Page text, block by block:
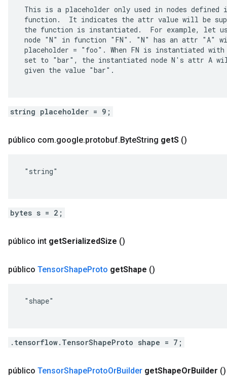
This is a placeholder only used in nodes defined
function.  It indicates the attr value will be
the function is instantiated.  For example, let us
node "N" in function "FN". "N" has an attr "A"
placeholder = "foo". When FN is instantiated
set to "bar", the instantiated node N's attr A
given the value "bar".
string placeholder = 9;
público com.google.protobuf.ByteString getS ()
"string"
bytes s = 2;
público int getSerializedSize ()
público TensorShapeProto getShape ()
"shape"
.tensorflow.TensorShapeProto shape = 7;
público TensorShapeProtoOrBuilder getShapeOrBuilder ()